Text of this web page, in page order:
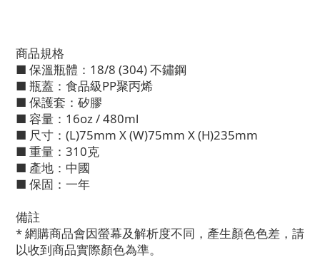
商品規格
■ 保溫瓶體：18/8 (304) 不鏽鋼
■ 瓶蓋：食品級PP聚丙烯
■ 保護套：矽膠
■ 容量：16oz / 480ml
■ 尺寸：(L)75mm X (W)75mm X (H)235mm
■ 重量：310克
■ 產地：中國
■ 保固：一年
備註
* 網購商品會因螢幕及解析度不同，產生顏色色差，請
以收到商品實際顏色為準。